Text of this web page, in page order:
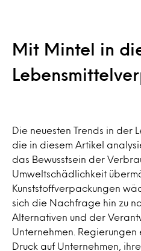
Mit Mintel in
Die neuesten Trends in der
die in diesem Artikel
das Bewusstsein der
Umweltschädlichkeit
Kunststoffverpackungen
sich die Nachfrage hin zu
Alternativen und der
Unternehmen.
Druck auf Unternehmen,